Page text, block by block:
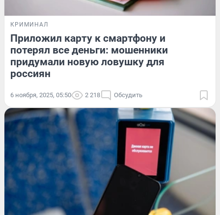
КРИМИНАЛ
Приложил карту к смартфону и
потерял все деньги: мошенники
придумали новую ловушку для
россиян
6 ноября, 2025, 05:50 2 218 Обсудить